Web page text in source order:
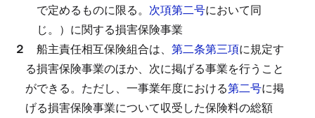
で定めるものに限る。 次項第二号において同
じ。）に関する損害保険事業
２ 船主責任相互保険組合は、 第二条第三項に規定す
る損害保険事業のほか、次に掲げる事業を行うこと
ができる。 ただし、一事業年度における第二号に掲
げる損害保険事業について収受した保険料の総額